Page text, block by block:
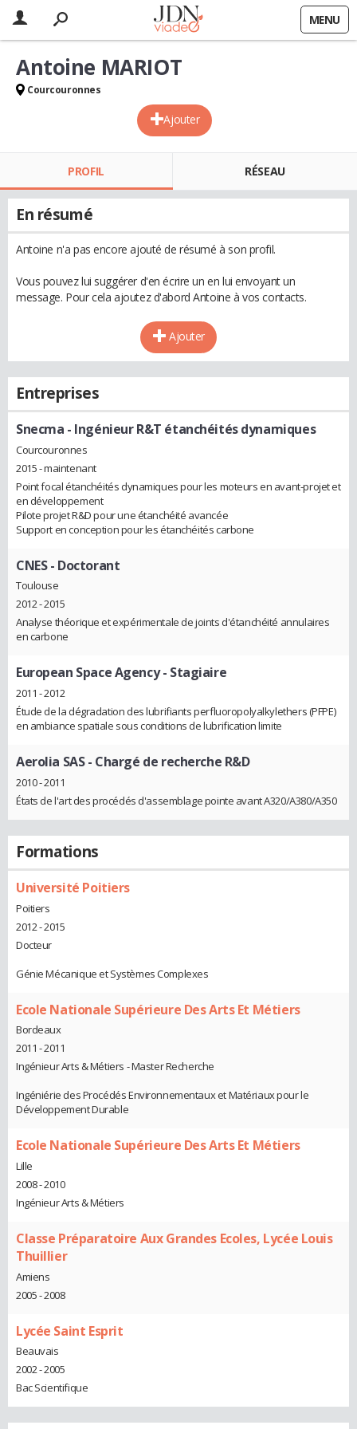
MENU
Ajouter
Antoine MARIOT
Courcouronnes
PROFIL RÉSEAU
En résumé
Antoine n'a pas encore ajouté de résumé à son profil.
Vous pouvez lui suggérer d'en écrire un en lui envoyant un
message. Pour cela ajoutez d'abord Antoine à vos contacts.
Ajouter
Entreprises
Snecma - Ingénieur R&T étanchéités dynamiques
Courcouronnes
2015 - maintenant
Point focal étanchéités dynamiques pour les moteurs en avant-projet et
en développement
Pilote projet R&D pour une étanchéité avancée
Support en conception pour les étanchéités carbone
CNES- Doctorant
Toulouse
2012 - 2015
Analyse théorique et expérimentale de joints d'étanchéité annulaires
en carbone
European Space Agency- Stagiaire
2011 - 2012
Étude de la dégradation des lubrifiants perfluoropolyalkylethers (PFPE)
en ambiance spatiale sous conditions de lubrification limite
Aerolia SAS- Chargé de recherche R&D
2010 - 2011
États de l'art des procédés d'assemblage pointe avant A320/A380/A350
Formations
Université Poitiers
Poitiers
2012 - 2015
Docteur
Génie Mécanique et Systèmes Complexes
Ecole Nationale Supérieure Des Arts Et Métiers
Bordeaux
2011 - 2011
Ingénieur Arts & Métiers - Master Recherche
Ingéniérie des Procédés Environnementaux et Matériaux pour le
Développement Durable
Ecole Nationale Supérieure Des Arts Et Métiers
Lille
2008 - 2010
Ingénieur Arts & Métiers
Classe Préparatoire Aux Grandes Ecoles, Lycée Louis
Thuillier
Amiens
2005 - 2008
Lycée Saint Esprit
Beauvais
2002 - 2005
Bac Scientifique